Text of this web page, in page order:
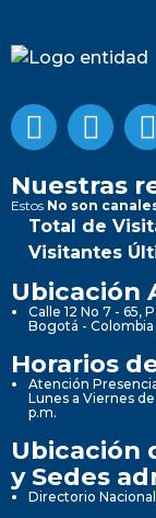
Nuestras
Estos No son
Total de
Visitantes
Ubicación
Calle 12 No 7 - 65,
Bogotá - Colombia
Horarios
Atención
Lunes a Viernes
p.m.
Ubicación
y Sedes
Directorio Nacional